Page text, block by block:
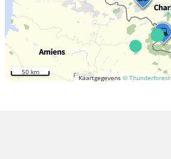
Kaartgegevens © Thunderforest
50 km